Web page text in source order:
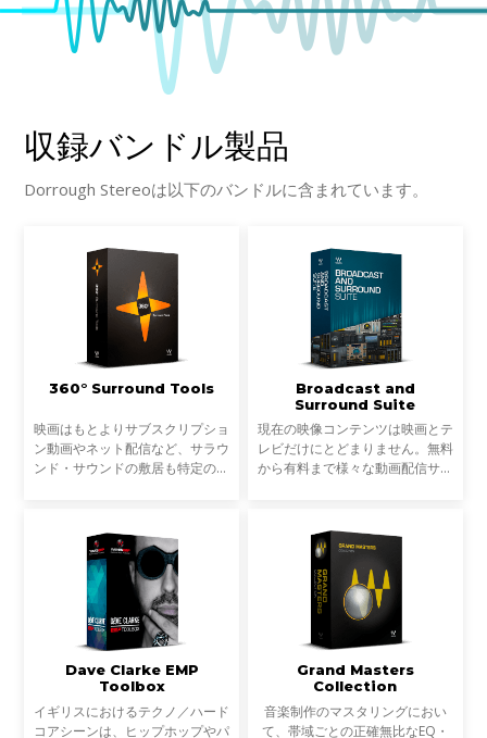
収録バンドル製品
Dorrough Stereoは以下のバンドルに含まれています。
360° Surround Tools
映画はもとよりサブスクリプショ
ン動画やネット配信など、サラウ
ンド・サウンドの敷居も特定のコ
なフローで必要なのか
Broadcast and
Surround Suite
現在の映像コンテンツは映画とテ
レビだけにとどまりません。無料
から有料まで様々な動画配信サー
テンツが用意されています。ま
た、音声トラックもステ
Dave Clarke EMP
Toolbox
イギリスにおけるテクノ／ハード
コアシーンは、ヒップホップやパ
Grand Masters
Collection
音楽制作のマスタリングにおい
て、帯域ごとの正確無比なEQ・